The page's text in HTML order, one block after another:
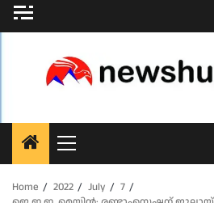
Skip
to
Primary
Menu
Home
2022 July
7